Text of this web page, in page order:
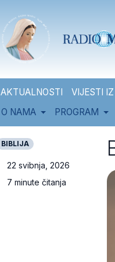
AKTUALNOSTI VIJESTI
O NAMA
PROGRAM
BIBLIJA
22 svibnja, 2026
7 minute čitanja